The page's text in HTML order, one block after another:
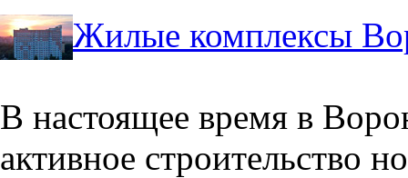
Жилые комплексы
В настоящее время в
активное строительство